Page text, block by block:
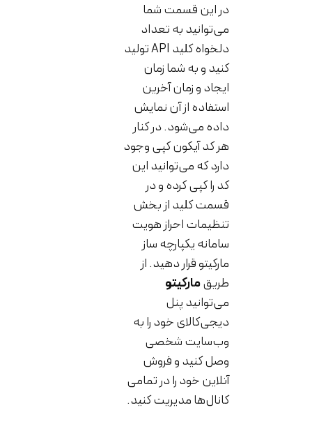
در این قسمت شما
می‌توانید به تعداد
دلخواه کلید API تولید
کنید و به شما زمان
ایجاد و زمان آخرین
استفاده از آن نمایش
داده می‌شود. در کنار
هر کد آیکون کپی وجود
دارد که می‌توانید این
کد را کپی کرده و در
قسمت کلید از بخش
تنظیمات احراز هویت
سامانه یکپارچه ساز
مارکیتو قرار دهید. از
مارکیتو
می‌توانید پنل
دیجی‌کالای خود را به
وب‌سایت شخصی
وصل کنید و فروش
آنلاین خود را در تمامی
کانال‌ها مدیریت کنید.